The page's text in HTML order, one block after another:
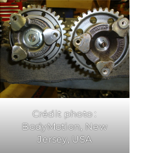
Crédit photo :
BodyMotion, New
Jersey, USA